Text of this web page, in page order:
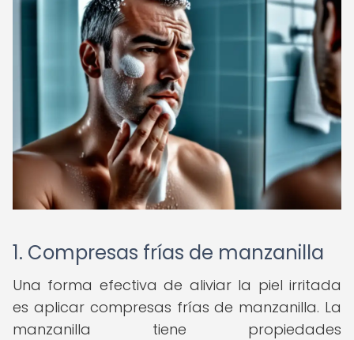
1. Compresas frías de manzanilla
Una forma efectiva de aliviar la piel irritada
es aplicar compresas frías de manzanilla. La
manzanilla tiene propiedades